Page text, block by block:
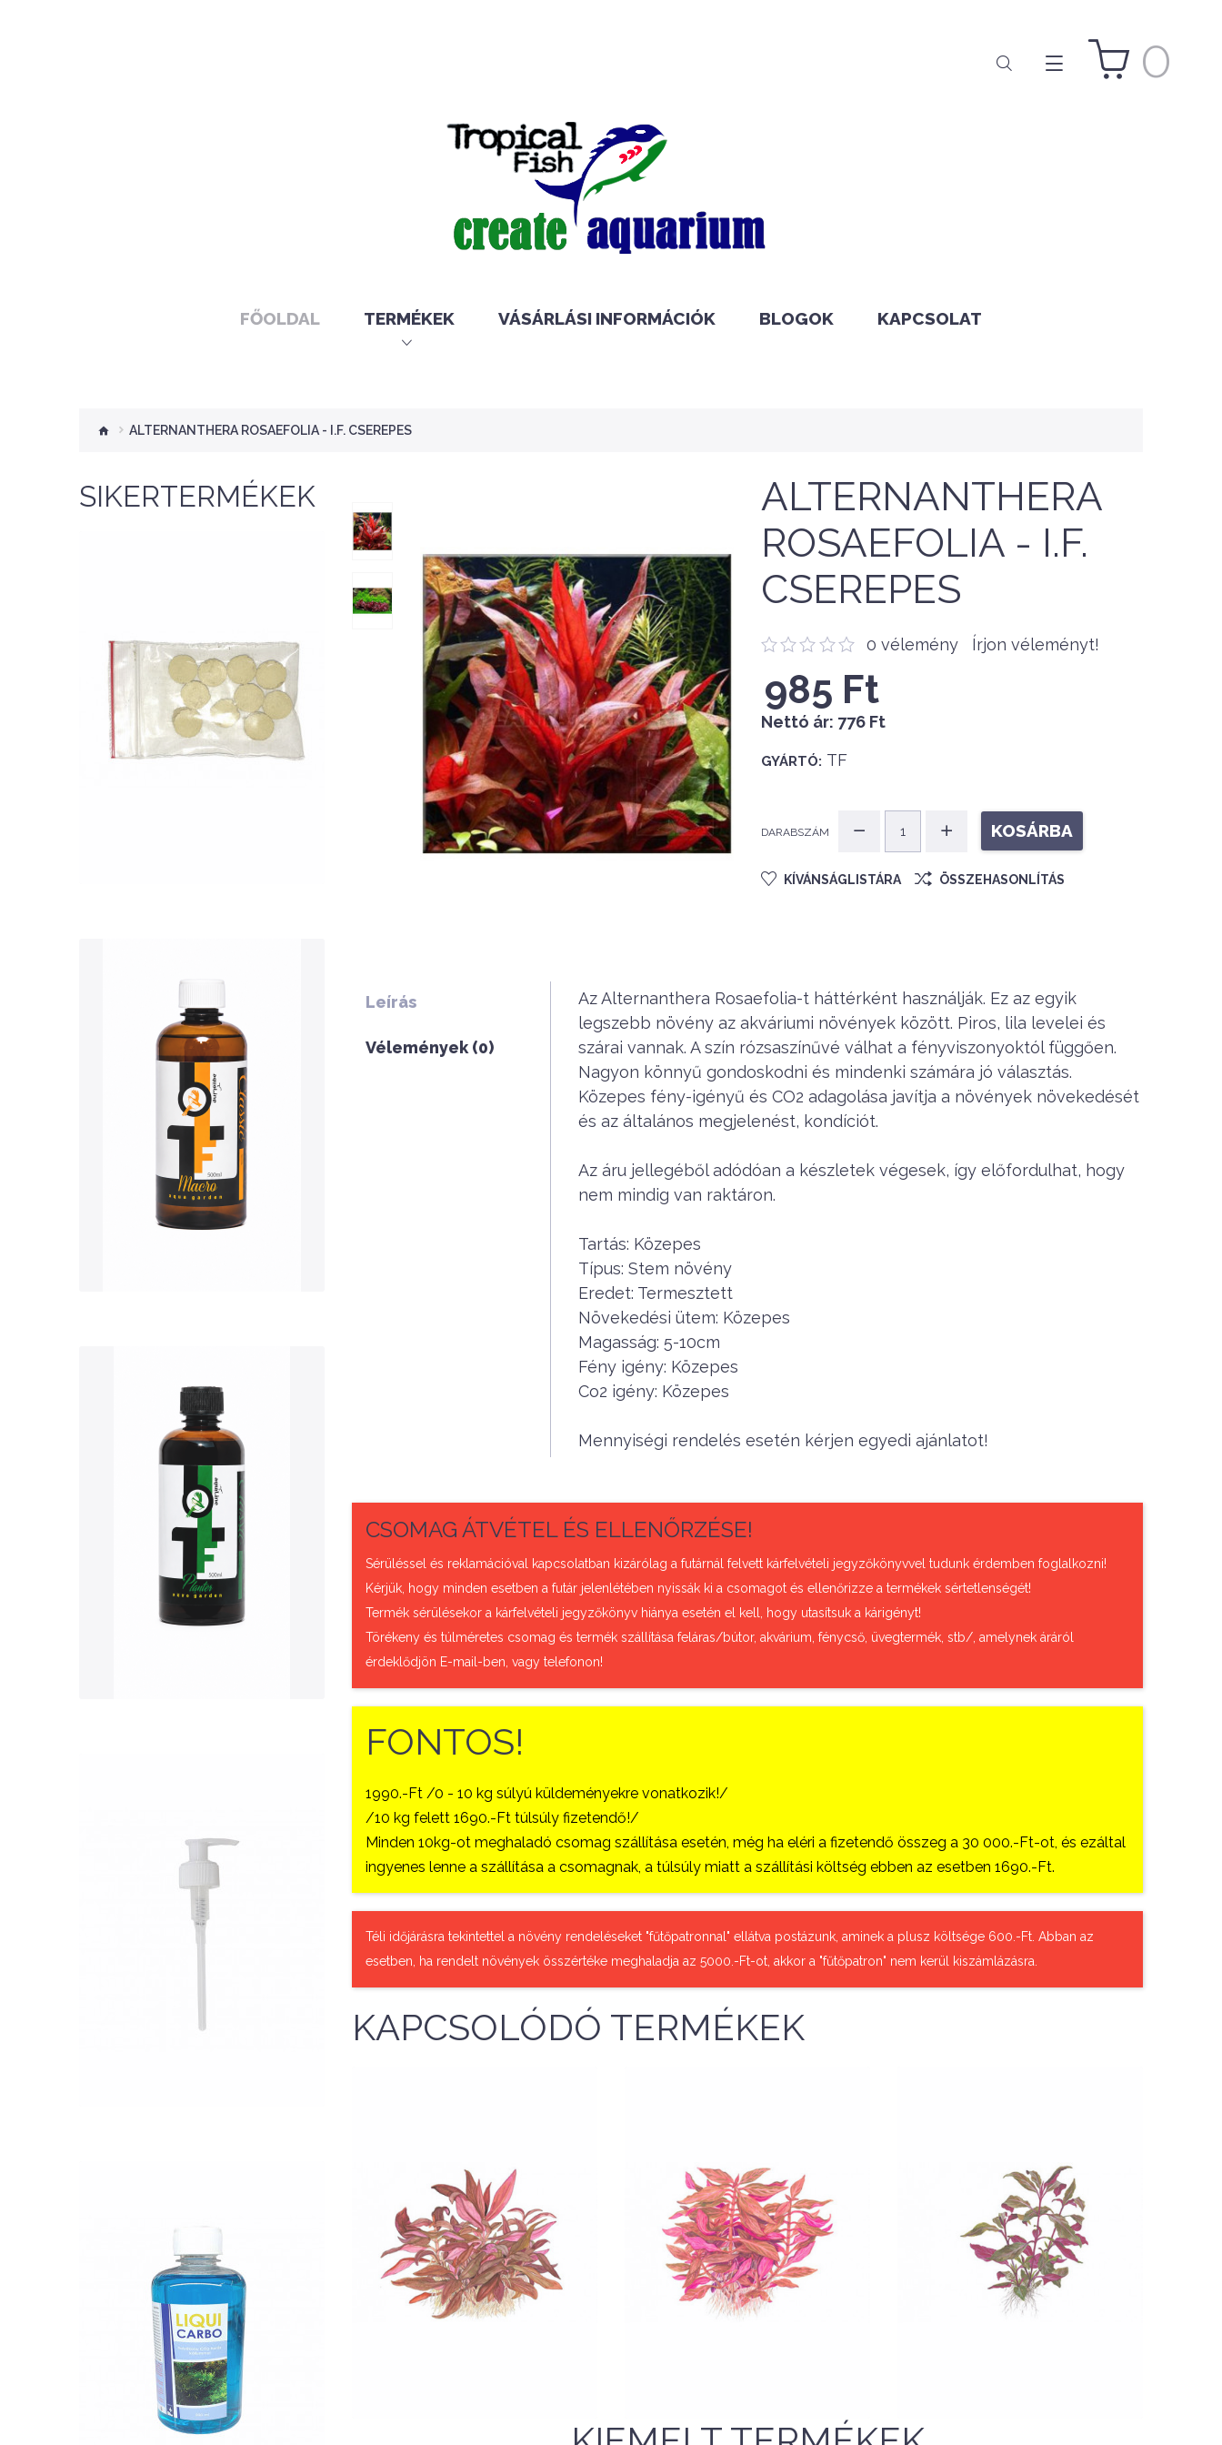
0
FŐOLDAL TERMÉKEK VÁSÁRLÁSI INFORMÁCIÓK BLOGOK KAPCSOLAT
ALTERNANTHERA ROSAEFOLIA - I.F. CSEREPES
SIKERTERMÉKEK
Nettó ár: 276 Ft
Aquaplant tápanyag
tabletta 10db
Nettó ár: 3,134 Ft
AquaLine TF Macro 500ml
KOSÁRBA
QUICK VIEW
Nettó ár: 3,421 Ft
AquaLine TF Planter
500ml
KOSÁRBA
Nettó ár: 327 Ft
AquaLine folyékony táp
Nettó ár: 2,984 Ft
Liqui Carbo folyékony
CO2 500ml - 25000 liter
vízhez
KOSÁRBA
ALTERNANTHERA
ROSAEFOLIA - I.F.
CSEREPES
0 vélemény Írjon véleményt!
985 Ft
Nettó ár: 776 Ft
GYÁRTÓ: TF
DARABSZÁM KOSÁRBA
KÍVÁNSÁGLISTÁRA ÖSSZEHASONLÍTÁS
Leírás
Vélemények (0)
Az Alternanthera Rosaefolia-t háttérként használják. Ez az egyik
legszebb növény az akváriumi növények között. Piros, lila levelei és
szárai vannak. A szín rózsaszínűvé válhat a fényviszonyoktól függően.
Nagyon könnyű gondoskodni és mindenki számára jó választás.
Közepes fény-igényű és CO2 adagolása javítja a növények növekedését
és az általános megjelenést, kondíciót.
Az áru jellegéből adódóan a készletek végesek, így előfordulhat, hogy
nem mindig van raktáron.
Tartás: Közepes
Típus: Stem növény
Eredet: Termesztett
Növekedési ütem: Közepes
Magasság: 5-10cm
Fény igény: Közepes
Co2 igény: Közepes
Mennyiségi rendelés esetén kérjen egyedi ajánlatot!
CSOMAG ÁTVÉTEL ÉS ELLENŐRZÉSE!
Sérüléssel és reklamációval kapcsolatban kizárólag a futárnál felvett kárfelvételi jegyzőkönyvvel tudunk érdemben foglalkozni!
Kérjük, hogy minden esetben a futár jelenlétében nyissák ki a csomagot és ellenőrizze a termékek sértetlenségét!
Termék sérülésekor a kárfelvételi jegyzőkönyv hiánya esetén el kell, hogy utasítsuk a kárigényt!
Törékeny és túlméretes csomag és termék szállítása feláras/bútor, akvárium, fénycső, üvegtermék, stb/, amelynek áráról
érdeklődjön E-mail-ben, vagy telefonon!
FONTOS!
1990.-Ft /0 - 10 kg súlyú küldeményekre vonatkozik!/
/10 kg felett 1690.-Ft túlsúly fizetendő!/
Minden 10kg-ot meghaladó csomag szállítása esetén, még ha eléri a fizetendő összeg a 30 000.-Ft-ot, és ezáltal
ingyenes lenne a szállítása a csomagnak, a túlsúly miatt a szállítási költség ebben az esetben 1690.-Ft.
Téli időjárásra tekintettel a növény rendeléseket "fűtőpatronnal" ellátva postázunk, aminek a plusz költsége 600.-Ft. Abban az
esetben, ha rendelt növények összértéke meghaladja az 5000.-Ft-ot, akkor a "fűtőpatron" nem kerül kiszámlázásra.
KAPCSOLÓDÓ TERMÉKEK
Nettó ár: 1,841 Ft
Alternanthera reineckii
'Mini' - Tropica steril
Nettó ár: 1,841 Ft
Alternanthera reineckii
Rosanervig - Tropica
Nettó ár: 1,392 Ft
Alternanthera reineckii
'Purple' - Tropica